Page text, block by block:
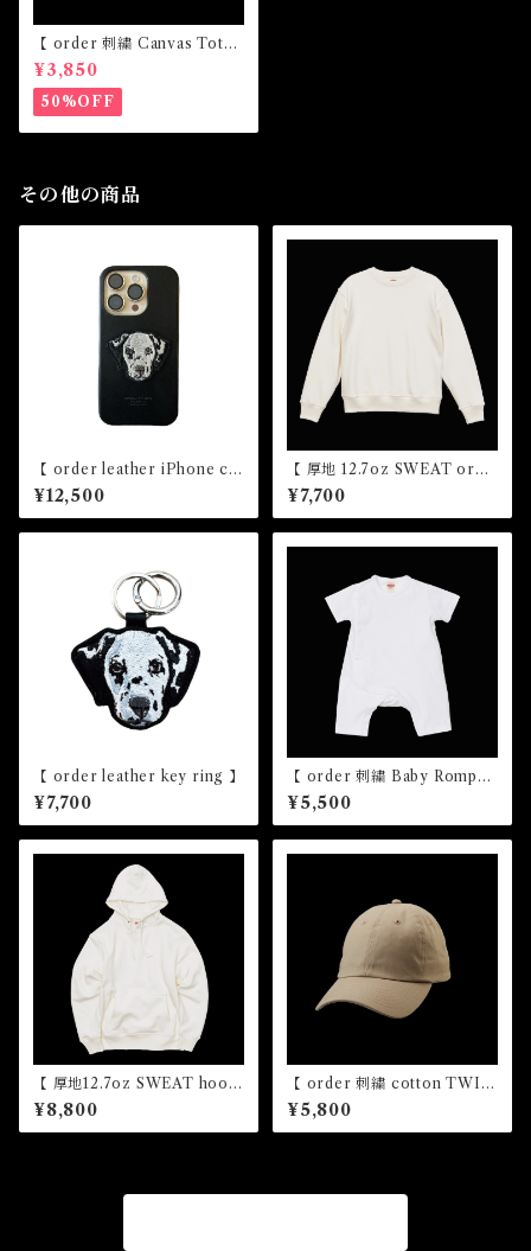
【 order 刺繍 Canvas Tote
bag】
¥3,850
50%OFF
その他の商品
【 order leather iPhone ca
se 】レザー iPhoneケース
¥12,500
【 厚地 12.7oz SWEAT orde
r 刺繍 】
¥7,700
【 order leather key ring 】
¥7,700
【 order 刺繍 Baby Romper
s 】
¥5,500
【 厚地12.7oz SWEAT hoodi
e order 刺繍】
¥8,800
【 order 刺繍 cotton TWIL
L CAP】
¥5,800